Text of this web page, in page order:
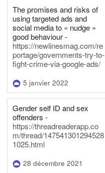
The promises and risks of
using targeted ads and
social media to « nudge »
good behaviour -
https://newlinesmag.com/re
portage/governments-try-to-
fight-crime-via-google-ads/
5 janvier 2022
Gender self ID and sex
offenders -
https://threadreaderapp.co
m/thread/147541301294528
1025.html
28 décembre 2021